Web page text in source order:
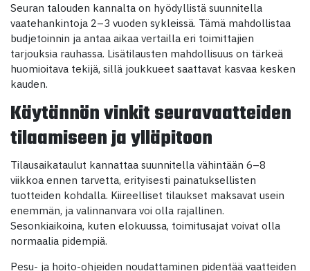
Seuran talouden kannalta on hyödyllistä suunnitella
vaatehankintoja 2–3 vuoden sykleissä. Tämä mahdollistaa
budjetoinnin ja antaa aikaa vertailla eri toimittajien
tarjouksia rauhassa. Lisätilausten mahdollisuus on tärkeä
huomioitava tekijä, sillä joukkueet saattavat kasvaa kesken
kauden.
Käytännön vinkit seuravaatteiden
tilaamiseen ja ylläpitoon
Tilausaikataulut kannattaa suunnitella vähintään 6–8
viikkoa ennen tarvetta, erityisesti painatuksellisten
tuotteiden kohdalla. Kiireelliset tilaukset maksavat usein
enemmän, ja valinnanvara voi olla rajallinen.
Sesonkiaikoina, kuten elokuussa, toimitusajat voivat olla
normaalia pidempiä.
Pesu- ja hoito-ohjeiden noudattaminen pidentää vaatteiden